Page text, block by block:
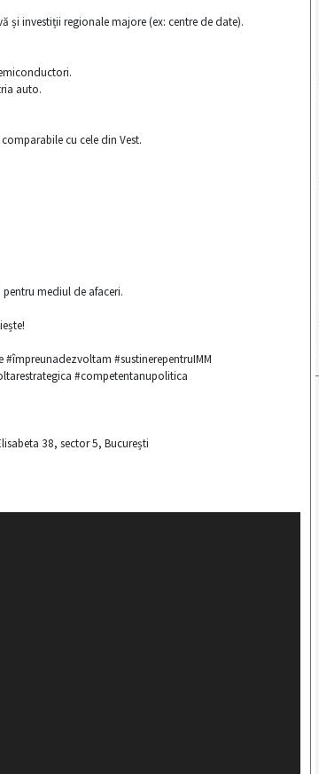
și investiții regionale majore (ex: centre de date).
auto.
cu cele din Vest.
mediul de afaceri.
#sustinerepentruIMM
#competentanupolitica
38, sector 5, București